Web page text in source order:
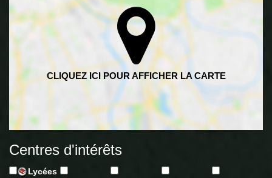
Centres d'intérêts
Lycées